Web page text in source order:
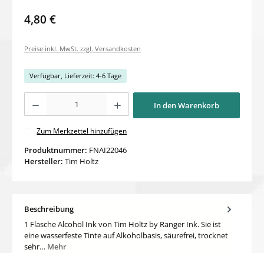
4,80 €
Preise inkl. MwSt. zzgl. Versandkosten
Verfügbar, Lieferzeit: 4-6 Tage
In den Warenkorb
Zum Merkzettel hinzufügen
Produktnummer: FNAI22046
Hersteller: Tim Holtz
Beschreibung
1 Flasche Alcohol Ink von Tim Holtz by Ranger Ink. Sie ist
eine wasserfeste Tinte auf Alkoholbasis, säurefrei, trocknet
sehr… Mehr